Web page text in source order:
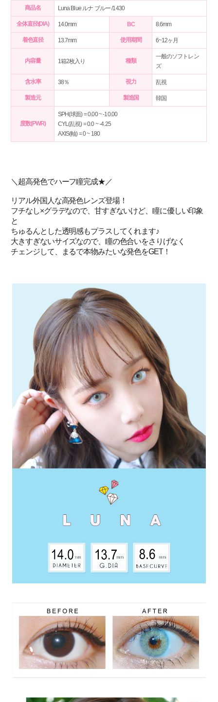
商品名 Luna Blue ルナ ブルー /1430
全体直径(DIA) 14.0mm BC 8.6mm
着色直径 13.7mm 使用期間 6~12ヶ月
内容量 1箱2枚入り 種類
一般のソフトレン
ズ
含水率 38％ 視力 乱視
製造元 製造国 韓国
度数(PWR)
SPH(球面) = 0.00 ~ -10.00
CYL(乱視) = 0.0 ~ -4.25
AXIS(軸) = 0 ~ 180
＼超高発色でハーフ瞳完成★／
リアル外国人な高発色レンズ登場！
フチなし×グラデなので、甘すぎないけど、瞳に優しい印象
と
ちゅるんとした透明感もプラスしてくれます♪
大きすぎないサイズなので、瞳の色合いをさりげなく
チェンジして、まるで本物みたいな発色をGET！